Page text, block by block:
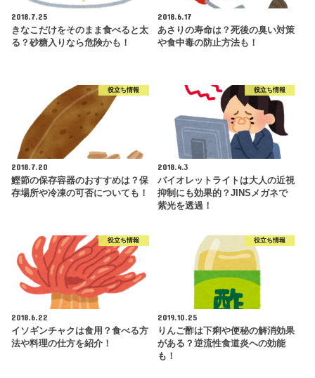
2018.7.25
きなこだけをそのまま食べると太
る？砂糖入りなら危険かも！
2018.6.17
あさりの寿命は？死後の臭い対策
や食中毒の防止方法も！
役立ち情報
2018.7.20
鰹節の保存容器のおすすめは？保
存場所や冷凍の可否についても！
役立ち情報
2018.4.3
バイオレットライトは大人の近視
抑制にも効果的？JINSメガネで
紫光を透過！
役立ち情報
2018.6.22
イソギンチャクは食用？食べる方
法や料理の仕方を紹介！
役立ち情報
2019.10.25
りんご酢は下痢や便秘の解消効果
がある？逆流性食道炎への効能
も！